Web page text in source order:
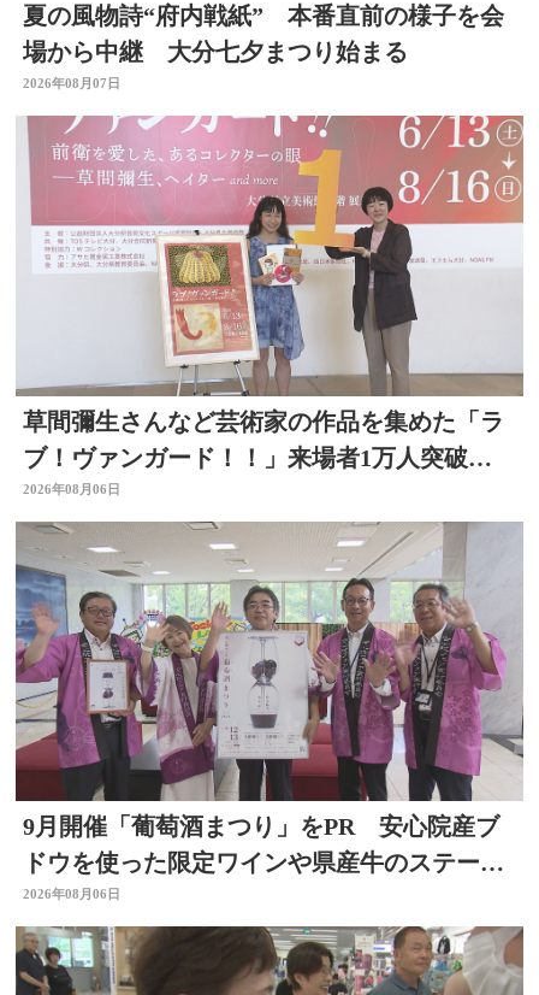
夏の風物詩“府内戦紙” 本番直前の様子を会
場から中継 大分七夕まつり始まる
2026年08月07日
草間彌生さんなど芸術家の作品を集めた「ラ
ブ！ヴァンガード！！」来場者1万人突破
大分県立美術館
2026年08月06日
9月開催「葡萄酒まつり」をPR 安心院産ブ
ドウを使った限定ワインや県産牛のステーキ
など 大分
2026年08月06日